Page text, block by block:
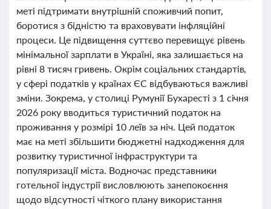
меті підтримати внутрішній споживчий попит,
боротися з бідністю та враховувати інфляційні
процеси. Це підвищення суттєво перевищує рівень
мінімальної зарплати в Україні, яка залишається на
рівні 8 тисяч гривень. Окрім соціальних стандартів,
у сфері податків у країнах ЄС відбуваються важливі
зміни. Зокрема, у столиці Румунії Бухаресті з 1 січня
2026 року вводиться туристичний податок на
проживання у розмірі 10 леїв за ніч. Цей податок
має на меті збільшити бюджетні надходження для
розвитку туристичної інфраструктури та
популяризації міста. Водночас представники
готельної індустрії висловлюють занепокоєння
щодо відсутності чіткого плану використання